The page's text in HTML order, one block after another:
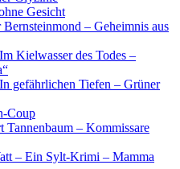
Gesicht
– Geheimnis aus
Kielwasser des Todes –
gefährlichen Tiefen – Grüner
Coup
– Kommissare
– Ein Sylt-Krimi – Mamma